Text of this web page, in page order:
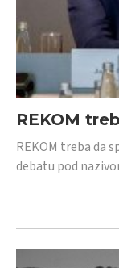
REKOM
REKOM treba da
debatu pod